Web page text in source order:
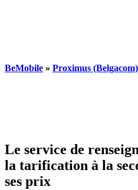
BeMobile » Proximus (Belgacom)
Le service de
la tarification à la
ses prix